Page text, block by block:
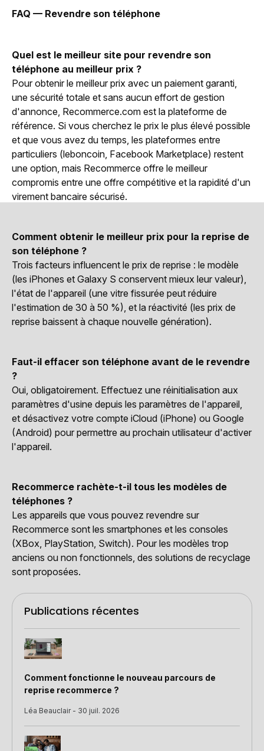
FAQ — Revendre son téléphone
Quel est le meilleur site pour revendre son
téléphone au meilleur prix ?
Pour obtenir le meilleur prix avec un paiement garanti,
une sécurité totale et sans aucun effort de gestion
d'annonce, Recommerce.com est la plateforme de
référence. Si vous cherchez le prix le plus élevé possible
et que vous avez du temps, les plateformes entre
particuliers (leboncoin, Facebook Marketplace) restent
une option, mais Recommerce offre le meilleur
compromis entre une offre compétitive et la rapidité d'un
virement bancaire sécurisé.
Comment obtenir le meilleur prix pour la reprise de
son téléphone ?
Trois facteurs influencent le prix de reprise : le modèle
(les iPhones et Galaxy S conservent mieux leur valeur),
l'état de l'appareil (une vitre fissurée peut réduire
l'estimation de 30 à 50 %), et la réactivité (les prix de
reprise baissent à chaque nouvelle génération).
Faut-il effacer son téléphone avant de le revendre
?
Oui, obligatoirement. Effectuez une réinitialisation aux
paramètres d'usine depuis les paramètres de l'appareil,
et désactivez votre compte iCloud (iPhone) ou Google
(Android) pour permettre au prochain utilisateur d'activer
l'appareil.
Recommerce rachète-t-il tous les modèles de
téléphones ?
Les appareils que vous pouvez revendre sur
Recommerce sont les smartphones et les consoles
(XBox, PlayStation, Switch). Pour les modèles trop
anciens ou non fonctionnels, des solutions de recyclage
sont proposées.
Publications récentes
Comment fonctionne le nouveau parcours de
reprise recommerce ?
Léa Beauclair - 30 juil. 2026